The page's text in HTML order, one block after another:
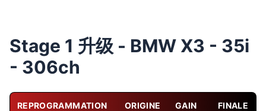
Stage 1 升级 - BMW X3 - 35i
- 306ch
REPROGRAMMATION ORIGINE GAIN FINALE